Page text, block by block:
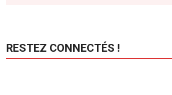
RESTEZ CONNECTÉS !